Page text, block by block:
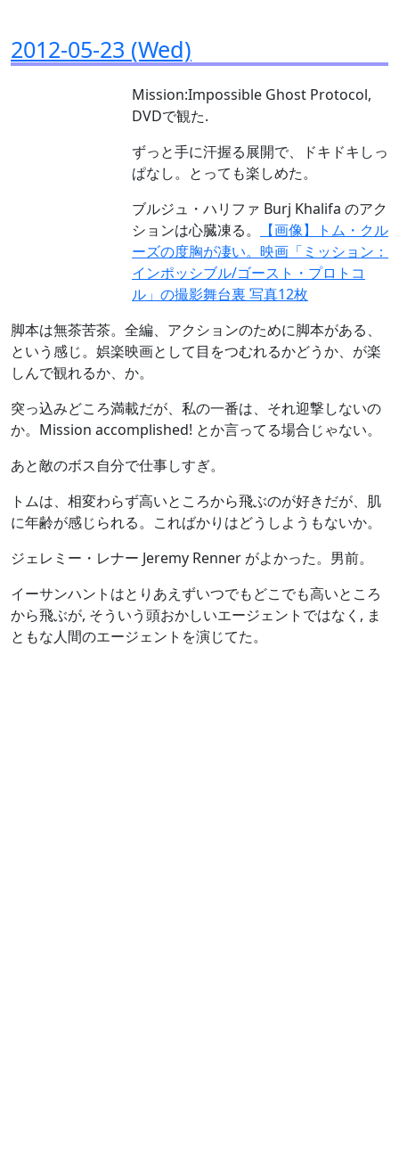
2012-05-23 (Wed)
Mission:Impossible Ghost Protocol,
DVDで観た.
ずっと手に汗握る展開で、ドキドキしっ
ぱなし。とっても楽しめた。
ブルジュ・ハリファ Burj Khalifa のアク
ションは心臓凍る。
【画像】トム・クル
ーズの度胸が凄い。映画「ミッション：
インポッシブル/ゴースト・プロトコ
ル」の撮影舞台裏 写真12枚
脚本は無茶苦茶。全編、アクションのために脚本がある、
という感じ。娯楽映画として目をつむれるかどうか、が楽
しんで観れるか、か。
突っ込みどころ満載だが、私の一番は、それ迎撃しないの
か。Mission accomplished! とか言ってる場合じゃない。
あと敵のボス自分で仕事しすぎ。
トムは、相変わらず高いところから飛ぶのが好きだが、肌
に年齢が感じられる。こればかりはどうしようもないか。
ジェレミー・レナー Jeremy Renner がよかった。男前。
イーサンハントはとりあえずいつでもどこでも高いところ
から飛ぶが, そういう頭おかしいエージェントではなく, ま
ともな人間のエージェントを演じてた。